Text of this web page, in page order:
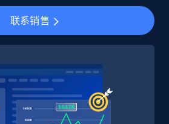
md5, Banner img, Profile
Description, and
联系销售